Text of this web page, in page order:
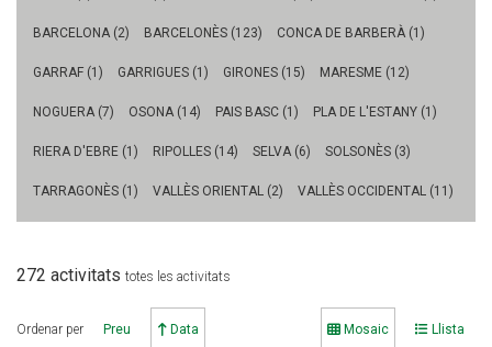
BARCELONA (2) BARCELONÈS (123) CONCA DE BARBERÀ (1)
GARRAF (1) GARRIGUES (1) GIRONES (15) MARESME (12)
NOGUERA (7) OSONA (14) PAIS BASC (1) PLA DE L'ESTANY (1)
RIERA D'EBRE (1) RIPOLLES (14) SELVA (6) SOLSONÈS (3)
TARRAGONÈS (1) VALLÈS ORIENTAL (2) VALLÈS OCCIDENTAL (11)
272 activitats totes les activitats
Ordenar per Preu Data Mosaic Llista